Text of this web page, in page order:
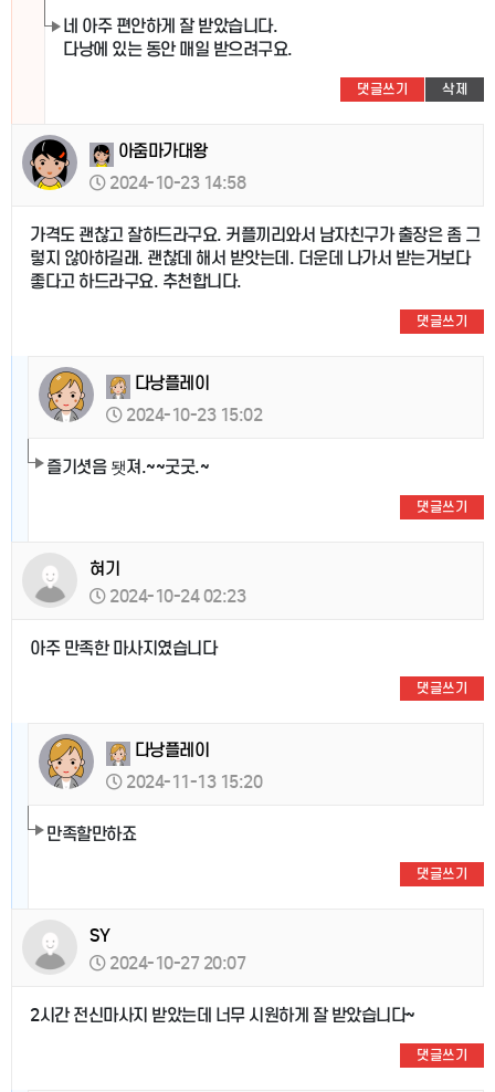
네 아주 편안하게 잘 받았습니다.
다낭에 있는 동안 매일 받으려구요.
댓글쓰기 삭제
아줌마가대왕
2024-10-23 14:58
가격도 괜찮고 잘하드라구요. 커플끼리와서 남자친구가 출장은 좀 그
렇지 않아하길래. 괜찮데 해서 받앗는데. 더운데 나가서 받는거보다
좋다고 하드라구요. 추천합니다.
댓글쓰기
다낭플레이
2024-10-23 15:02
즐기셧음 됏져.~~굿굿.~
댓글쓰기
혀기
2024-10-24 02:23
아주 만족한 마사지였습니다
댓글쓰기
다낭플레이
2024-11-13 15:20
만족할만하죠
댓글쓰기
SY
2024-10-27 20:07
2시간 전신마사지 받았는데 너무 시원하게 잘 받았습니다~
댓글쓰기